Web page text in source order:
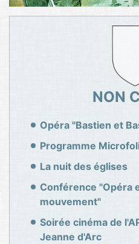
NON
Opéra "Bastien et
Programme
La nuit des églises
Conférence "Opéra
mouvement"
Soirée cinéma de
Jeanne d'Arc